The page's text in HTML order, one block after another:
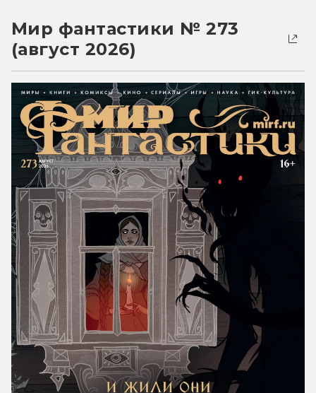
Мир фантастики № 273
(август 2026)